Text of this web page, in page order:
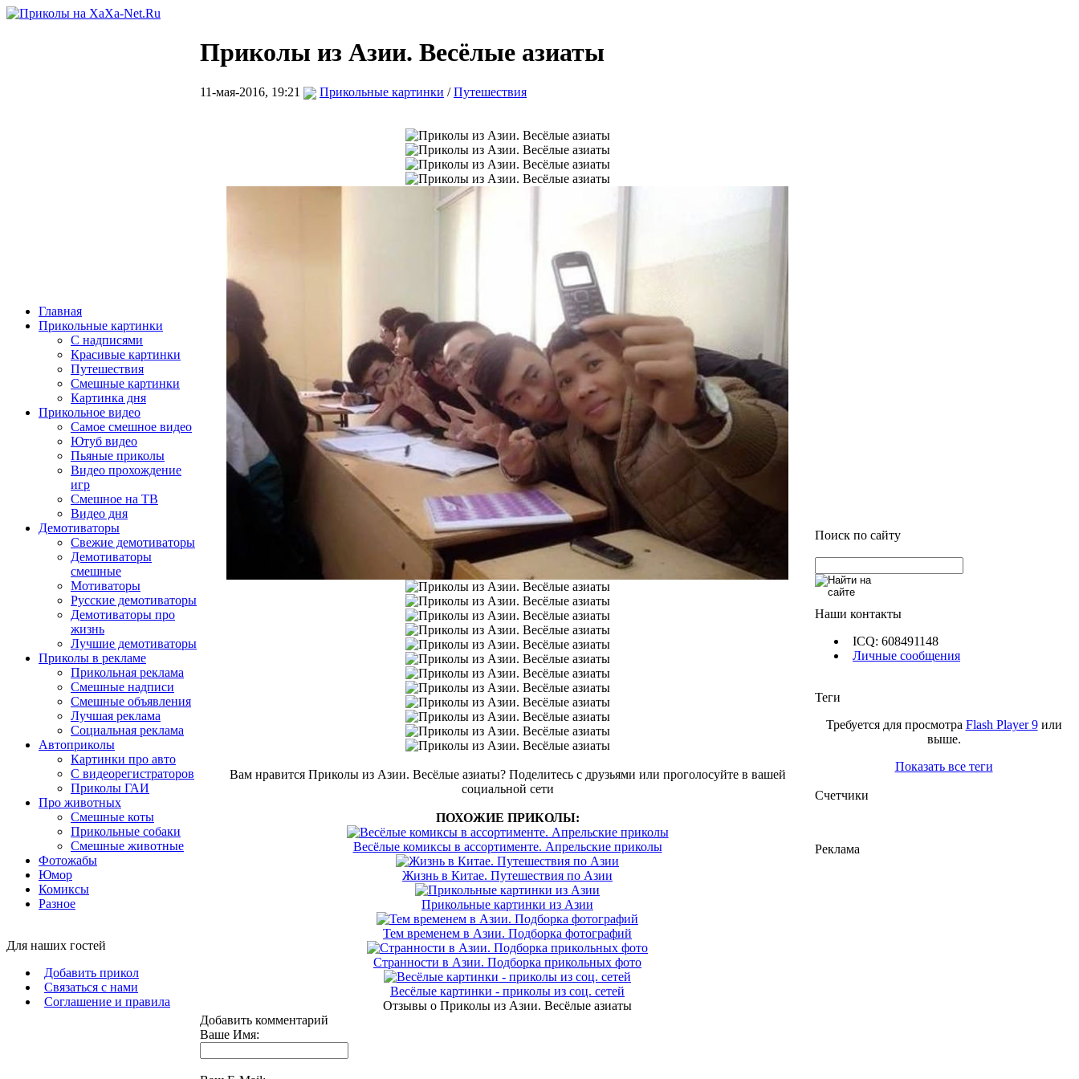
Главная
Прикольные картинки
С надписями
Красивые картинки
Путешествия
Смешные картинки
Картинка дня
Прикольное видео
Самое смешное видео
Ютуб видео
Пьяные приколы
Видео прохождение
игр
Смешное на ТВ
Видео дня
Демотиваторы
Свежие демотиваторы
Демотиваторы
смешные
Мотиваторы
Русские демотиваторы
Демотиваторы про
жизнь
Лучшие демотиваторы
Приколы в рекламе
Прикольная реклама
Смешные надписи
Смешные объявления
Лучшая реклама
Социальная реклама
Автоприколы
Картинки про авто
С видеорегистраторов
Приколы ГАИ
Про животных
Смешные коты
Прикольные собаки
Смешные животные
Фотожабы
Юмор
Комиксы
Разное
Для наших гостей
Добавить прикол
Связаться с нами
Соглашение и правила
Приколы из Азии. Весёлые азиаты
11-мая-2016, 19:21 Прикольные картинки /Путешествия
Вам нравится Приколы из Азии. Весёлые азиаты? Поделитесь с друзьями или проголосуйте в вашей
социальной сети
ПОХОЖИЕ ПРИКОЛЫ:
Весёлые комиксы в ассортименте. Апрельские приколы
Жизнь в Китае. Путешествия по Азии
Прикольные картинки из Азии
Тем временем в Азии. Подборка фотографий
Странности в Азии. Подборка прикольных фото
Весёлые картинки - приколы из соц. сетей
Отзывы о Приколы из Азии. Весёлые азиаты
Добавить комментарий
Ваше Имя:
Поиск по сайту
Наши контакты
ICQ: 608491148
Личные сообщения
Теги
Требуется для просмотра Flash Player 9или
выше.
Показать все теги
Счетчики
Реклама